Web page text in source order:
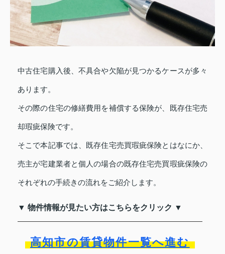
中古住宅購入後、不具合や欠陥が見つかるケースが多々
あります。
その際の住宅の修繕費用を補償する保険が、既存住宅売
却瑕疵保険です。
そこで本記事では、既存住宅売買瑕疵保険とはなにか、
売主が宅建業者と個人の場合の既存住宅売買瑕疵保険の
それぞれの手続きの流れをご紹介します。
▼ 物件情報が見たい方はこちらをクリック ▼
高知市の賃貸物件一覧へ進む